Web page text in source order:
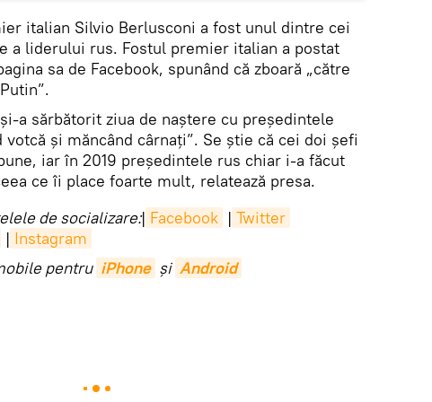
italian Silvio Berlusconi a fost unul dintre cei
a liderului rus. Fostul premier italian a postat
sa de Facebook, spunând că zboară „către
a sărbătorit ziua de naștere cu președintele
și măncând cârnați”. Se știe că cei doi șefi
iar în 2019 președintele rus chiar i-a făcut
ce îi place foarte mult, relatează presa.
de socializare:| Facebook | Twitter
| Instagram
pentru iPhone și Android